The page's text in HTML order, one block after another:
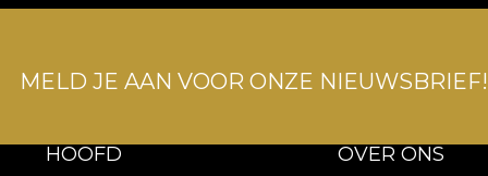
MELD JE AAN VOOR ONZE NIEUWSBRIEF!
HOOFD OVER ONS